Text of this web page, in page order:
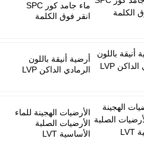
ماء جامد كور SPC
انقر فوق الكلمة
أرضية أنيقة باللون
الرمادي الداكن LVP
الأرضيات الهجينة للماء
الأرضيات الصلبة
الأساسية LVT